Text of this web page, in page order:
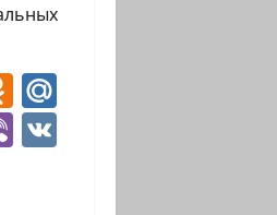
Odnoklassniki
Viber